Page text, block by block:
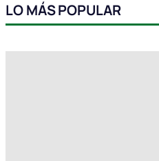
LO MÁS POPULAR